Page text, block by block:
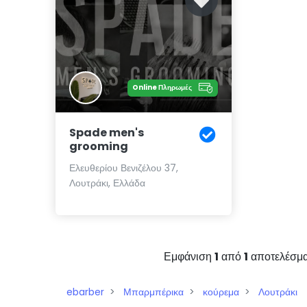
Online Πληρωμές
Spade men's
grooming
Ελευθερίου Βενιζέλου 37,
Λουτράκι, Ελλάδα
Εμφάνιση 1 από1
ebarber Μπαρμπέρικα κούρεμα Λουτράκι